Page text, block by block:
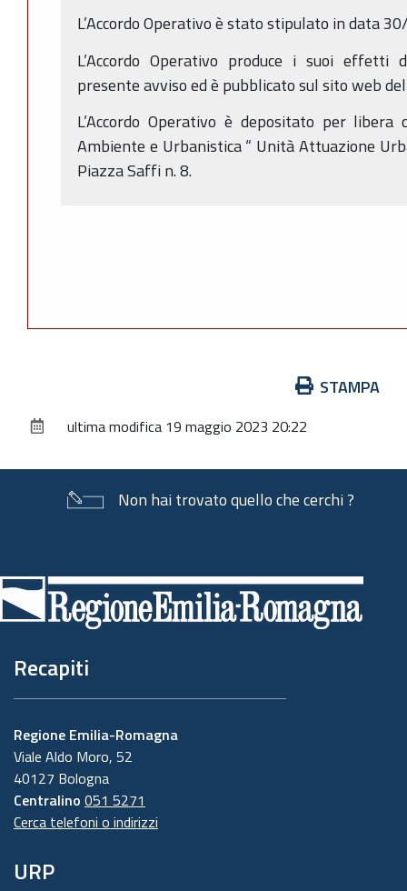
L’Accordo Operativo è stato stipulato in data
L’Accordo Operativo produce i suoi effetti
presente avviso ed è pubblicato sul sito web
L’Accordo Operativo è depositato per
Ambiente e Urbanistica “ Unità Attuazione
Piazza Saffi n. 8.
documento
STAMPA
ultima modifica 19 maggio 2023 20:22
Non hai trovato quello che cerchi ?
di
pagina
Recapiti
Regione Emilia-Romagna
Viale Aldo Moro, 52
40127 Bologna
Centralino 051 5271
Cerca telefoni o indirizzi
URP